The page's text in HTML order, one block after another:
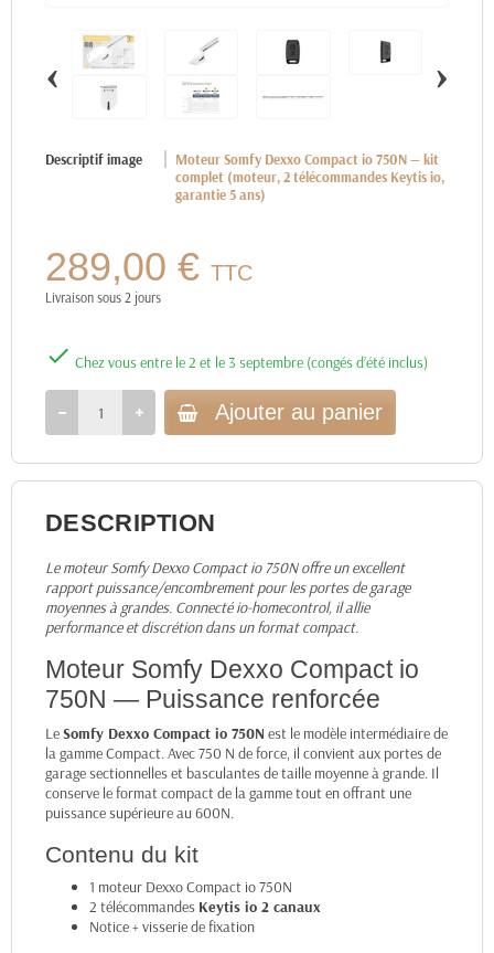
‹ ›
Descriptif image
Moteur Somfy Dexxo Compact io 750N — kit
complet (moteur, 2 télécommandes Keytis io,
garantie 5 ans)
289,00 € TTC
Livraison sous 2 jours
 Chez vous entre le 2 et le 3 septembre (congés d’été inclus)
Ajouter au panier
DESCRIPTION
Le moteur Somfy Dexxo Compact io 750N offre un excellent
rapport puissance/encombrement pour les portes de garage
moyennes à grandes. Connecté io-homecontrol, il allie
performance et discrétion dans un format compact.
Moteur Somfy Dexxo Compact io
750N — Puissance renforcée
LeSomfy Dexxo Compact io 750N est le modèle intermédiaire de
la gamme Compact. Avec 750 N de force, il convient aux portes de
garage sectionnelles et basculantes de taille moyenne à grande. Il
conserve le format compact de la gamme tout en offrant une
puissance supérieure au 600N.
Contenu du kit
1 moteur Dexxo Compact io 750N
2 télécommandes Keytis io 2 canaux
Notice + visserie de fixation